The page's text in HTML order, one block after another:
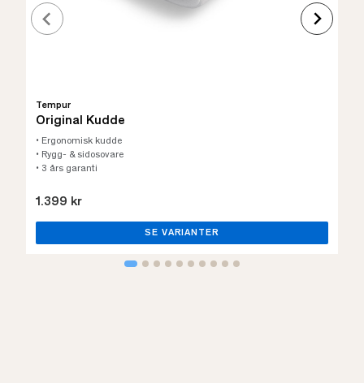
Tempur
Original Kudde
• Ergonomisk kudde
• Rygg- & sidosovare
• 3 års garanti
1.399 kr
SE VARIANTER